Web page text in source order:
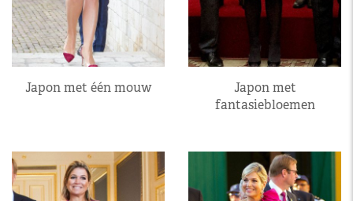
Japon met één mouw
Japon met
fantasiebloemen